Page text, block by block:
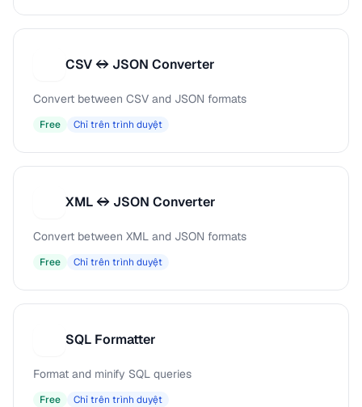
CSV ↔ JSON Converter
Convert between CSV and JSON formats
Free Chỉ trên trình duyệt
XML ↔ JSON Converter
Convert between XML and JSON formats
Free Chỉ trên trình duyệt
SQL Formatter
Format and minify SQL queries
Free Chỉ trên trình duyệt